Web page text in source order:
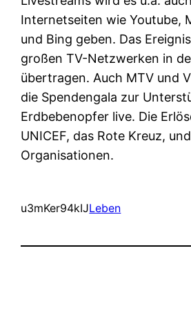
Internetseiten wie Youtube,
und Bing geben. Das
großen TV-Netzwerken in
übertragen. Auch MTV und
die Spendengala zur
Erdbebenopfer live. Die
UNICEF, das Rote Kreuz,
Organisationen.
u3mKer94kIJLeben